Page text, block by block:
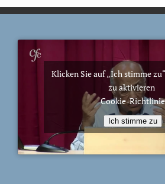
Klicken Sie auf „Ich stimme
zu aktivieren
Cookie-Richtlinie
Ich stimme zu